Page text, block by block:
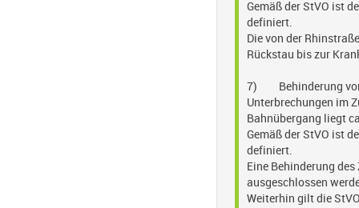
Gemäß der StVO ist
definiert.
Die von der
Rückstau bis zur
7) Behinderung von
Unterbrechungen im
Bahnübergang liegt
Gemäß der StVO ist
definiert.
Eine Behinderung
ausgeschlossen
Weiterhin gilt die